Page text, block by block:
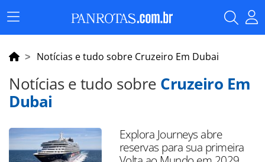
Menu
Principal
Notícias e tudo sobre Cruzeiro Em Dubai
Notícias e tudo sobre Cruzeiro Em
Dubai
Explora Journeys abre
reservas para sua primeira